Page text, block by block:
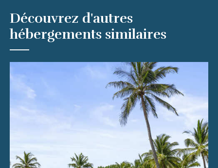
Découvrez d'autres
hébergements similaires